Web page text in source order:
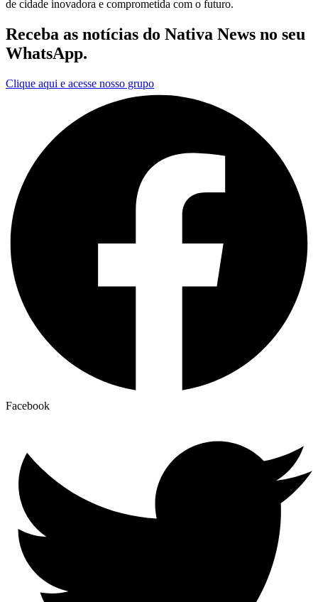
de cidade inovadora e comprometida com o futuro.
Receba as notícias do Nativa News no seu
WhatsApp.
Clique aqui e acesse nosso grupo
Facebook